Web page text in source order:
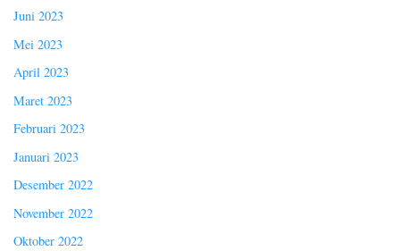
Juni 2023
Mei 2023
April 2023
Maret 2023
Februari 2023
Januari 2023
Desember 2022
November 2022
Oktober 2022